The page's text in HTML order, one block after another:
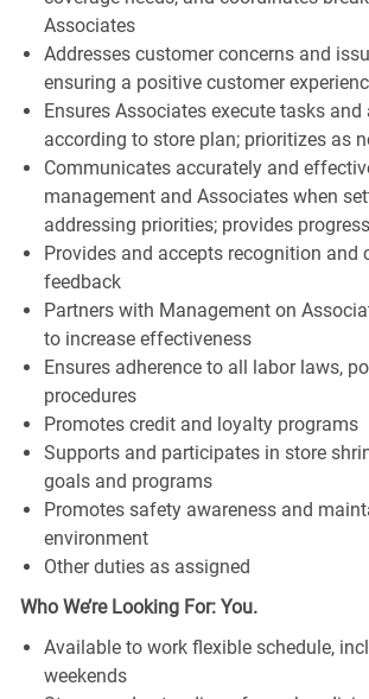
Associates
Addresses customer concerns and
ensuring a positive customer
Ensures Associates execute tasks
according to store plan; prioritizes as
Communicates accurately and
management and Associates when
addressing priorities; provides
Provides and accepts recognition and
feedback
Partners with Management on
to increase effectiveness
Ensures adherence to all labor laws,
procedures
Promotes credit and loyalty programs
Supports and participates in store
goals and programs
Promotes safety awareness and
environment
Other duties as assigned
Who We’re Looking For: You.
Available to work flexible schedule,
weekends